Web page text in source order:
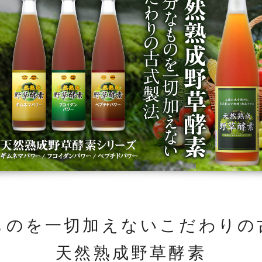
のを一切加えないこだわりの
天然熟成野草酵素